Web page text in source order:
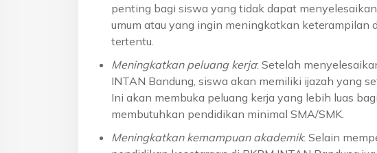
penting bagi siswa yang tidak dapat
umum atau yang ingin meningkatkan keterampilan
tertentu.
Meningkatkan peluang kerja: Setelah
INTAN Bandung, siswa akan memiliki ijazah yang
Ini akan membuka peluang kerja yang lebih luas
membutuhkan pendidikan minimal SMA/SMK.
Meningkatkan kemampuan akademik: Selain